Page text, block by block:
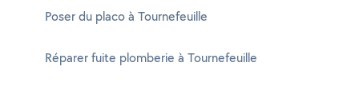
Poser du placo à Tournefeuille
Réparer fuite plomberie à Tournefeuille